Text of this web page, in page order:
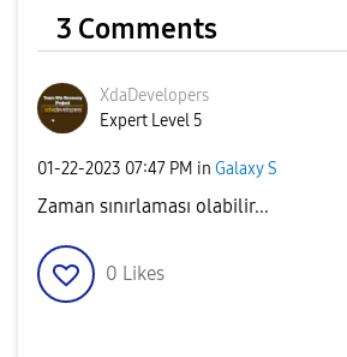
3 Comments
XdaDevelopers
Expert Level 5
‎01-22-2023 07:47 PM in Galaxy S
Zaman sınırlaması olabilir...
0 Likes